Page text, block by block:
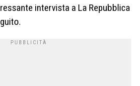
intervista a La Repubblica